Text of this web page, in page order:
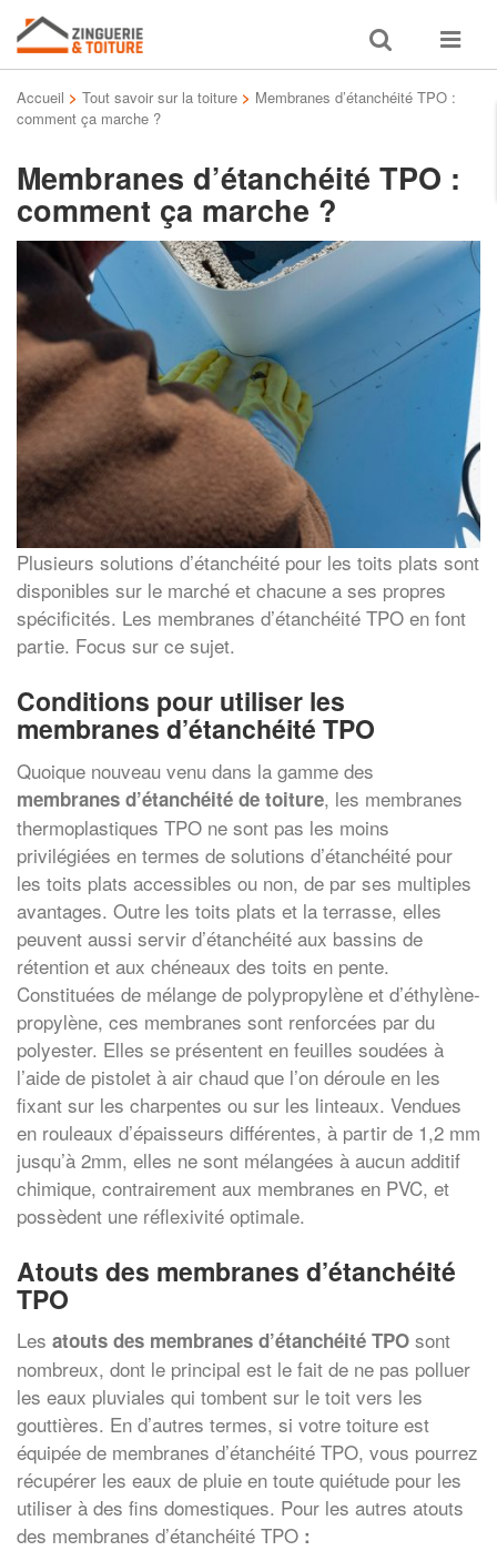
Toggle
search
Toggle
Accueil > Tout savoir sur la toiture > Membranes d’étanchéité TPO :
comment ça marche ?
Membranes d’étanchéité TPO :
comment ça marche ?
Plusieurs solutions d’étanchéité pour les toits plats sont
disponibles sur le marché et chacune a ses propres
spécificités. Les membranes d’étanchéité TPO en font
partie. Focus sur ce sujet.
Conditions pour utiliser les
membranes d’étanchéité TPO
Quoique nouveau venu dans la gamme des
membranes d’étanchéité de toiture, les membranes
thermoplastiques TPO ne sont pas les moins
privilégiées en termes de solutions d’étanchéité pour
les toits plats accessibles ou non, de par ses multiples
avantages. Outre les toits plats et la terrasse, elles
peuvent aussi servir d’étanchéité aux bassins de
rétention et aux chéneaux des toits en pente.
Constituées de mélange de polypropylène et d’éthylène-
propylène, ces membranes sont renforcées par du
polyester. Elles se présentent en feuilles soudées à
l’aide de pistolet à air chaud que l’on déroule en les
fixant sur les charpentes ou sur les linteaux. Vendues
en rouleaux d’épaisseurs différentes, à partir de 1,2 mm
jusqu’à 2mm, elles ne sont mélangées à aucun additif
chimique, contrairement aux membranes en PVC, et
possèdent une réflexivité optimale.
Atouts des membranes d’étanchéité
TPO
Les atouts des membranes d’étanchéité TPO sont
nombreux, dont le principal est le fait de ne pas polluer
les eaux pluviales qui tombent sur le toit vers les
gouttières. En d’autres termes, si votre toiture est
équipée de membranes d’étanchéité TPO, vous pourrez
récupérer les eaux de pluie en toute quiétude pour les
utiliser à des fins domestiques. Pour les autres atouts
des membranes d’étanchéité TPO :